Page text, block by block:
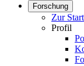
Forschung
Zur
Profil